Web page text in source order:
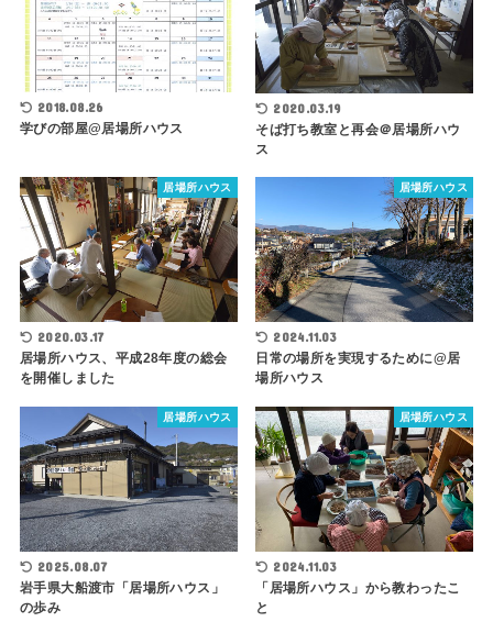
2018.08.26
学びの部屋@居場所ハウス
2020.03.19
そば打ち教室と再会＠居場所ハウ
ス
居場所ハウス
2020.03.17
居場所ハウス、平成28年度の総会
を開催しました
居場所ハウス
2024.11.03
日常の場所を実現するために@居
場所ハウス
居場所ハウス
2025.08.07
岩手県大船渡市「居場所ハウス」
の歩み
居場所ハウス
2024.11.03
「居場所ハウス」から教わったこ
と